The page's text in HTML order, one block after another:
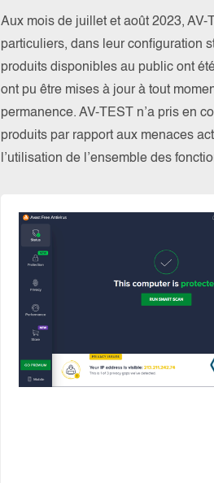
Aux mois de juillet et août 2023,
particuliers, dans leur configuration
produits disponibles au public ont
ont pu être mises à jour à tout
permanence. AV-TEST n’a pris en
produits par rapport aux menaces
l’utilisation de l’ensemble des